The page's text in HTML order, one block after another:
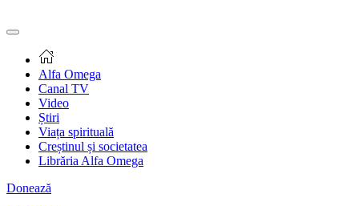
Alfa Omega
Canal TV
Video
Știri
Viața spirituală
Creștinul și societatea
Librăria Alfa Omega
Donează